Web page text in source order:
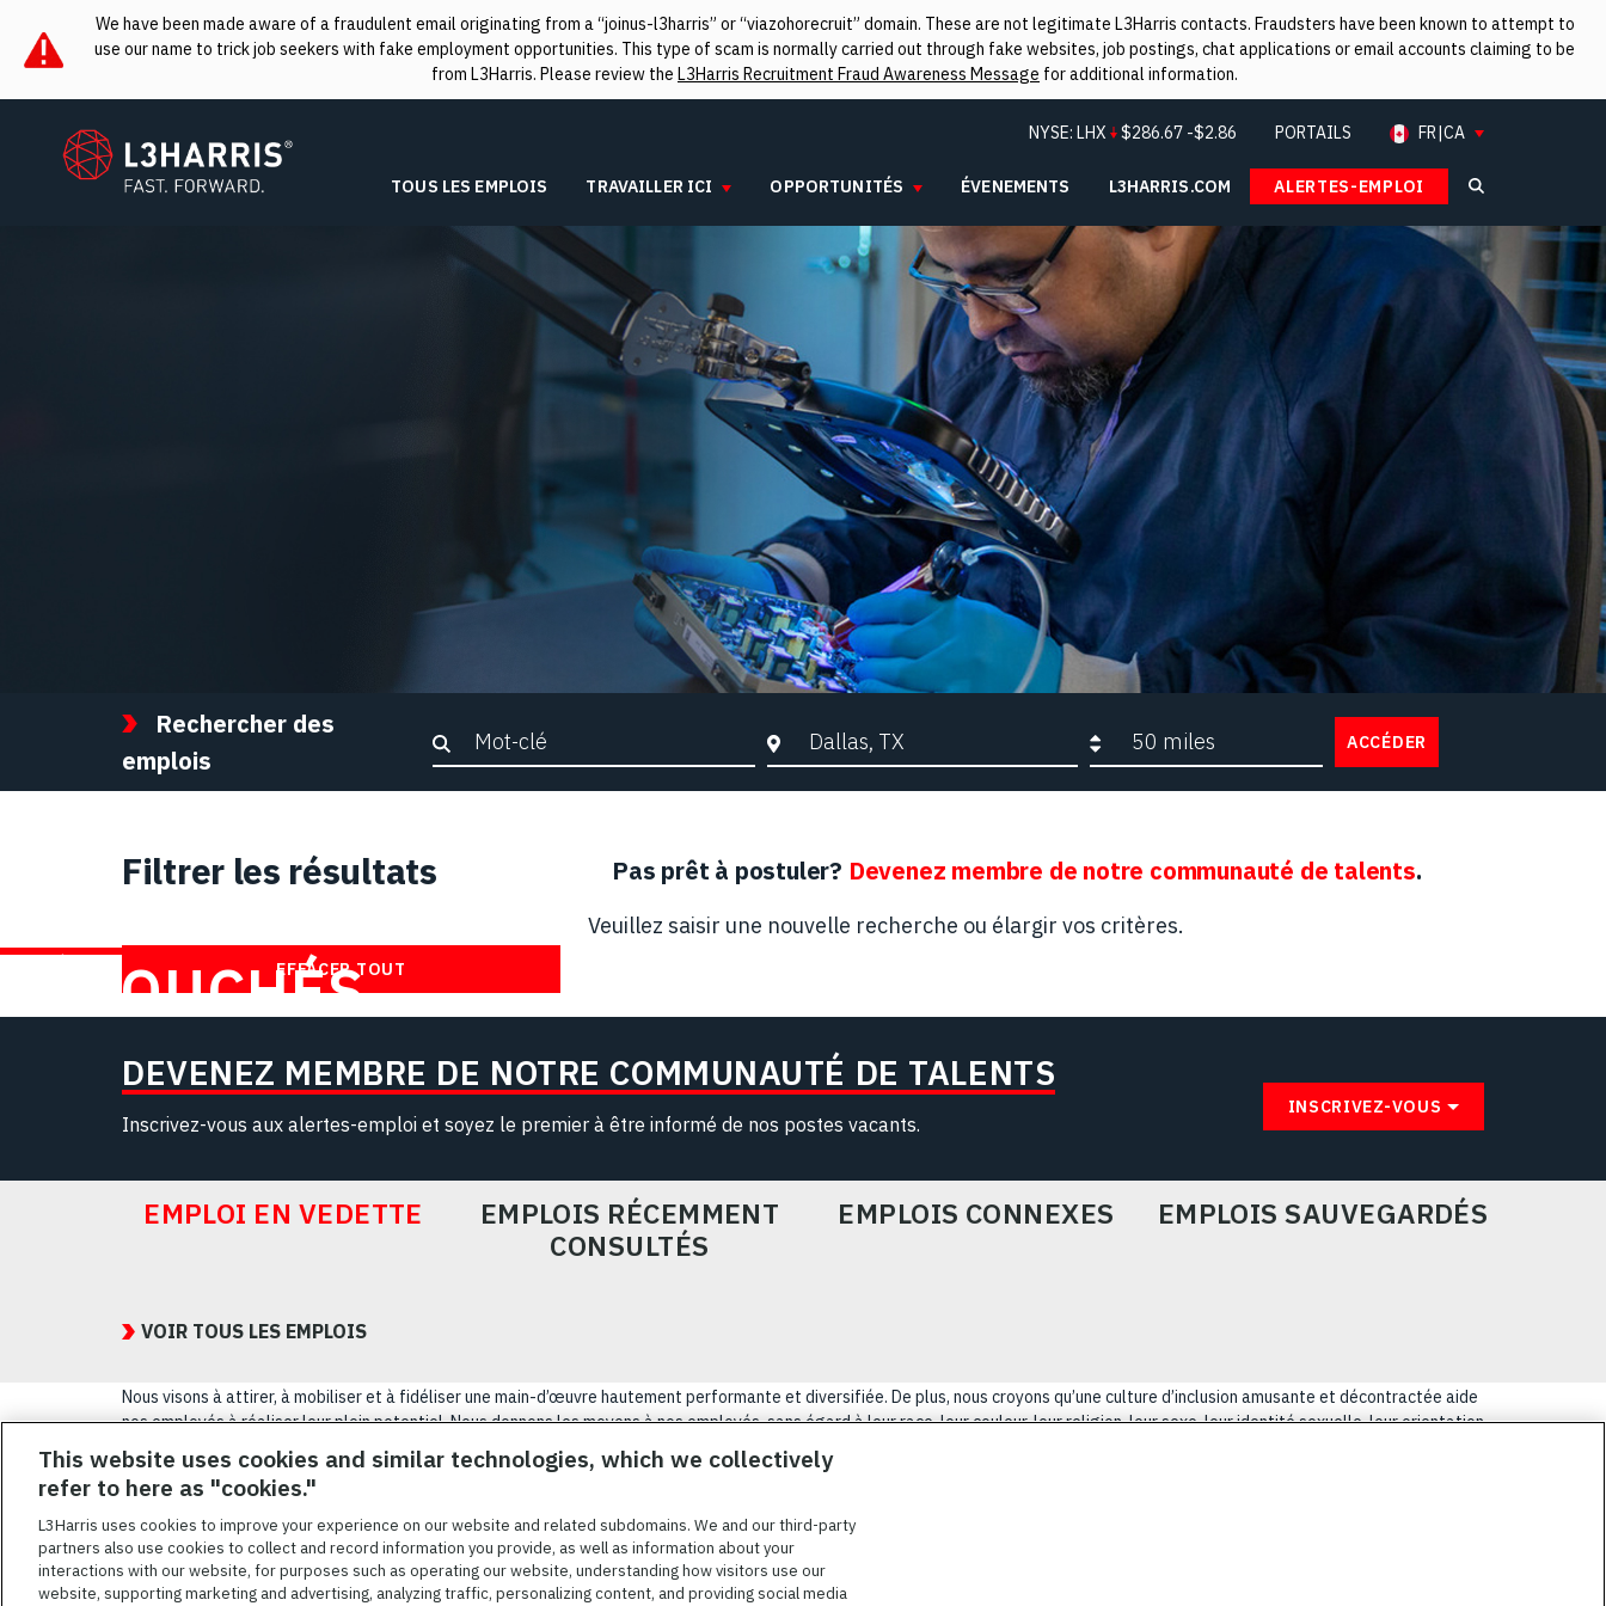
We have been made aware of a fraudulent email originating from a “joinus-l3harris” or “viazohorecruit” domain. These are not legitimate L3Harris contacts. Fraudsters have been known to attempt to
use our name to trick job seekers with fake employment opportunities. This type of scam is normally carried out through fake websites, job postings, chat applications or email accounts claiming to be
from L3Harris. Please review the L3Harris Recruitment Fraud Awareness Message for additional information.
L3Harris
Search
NYSE:LHX $286.67 -$2.86 PORTAILS FR|CA
TOUS LES EMPLOIS TRAVAILLER ICI OPPORTUNITÉS ÉVENEMENTS L3HARRIS.COM ALERTES-EMPLOI
DÉBOUCHÉS
CHEZ NOUS
Rechercher des
emplois
Recherche par mots-clés Ville, Région ou Code postal Rayon de recherche ACCÉDER
Pas prêt à postuler? Devenez membre de notre communauté de talents.
Veuillez saisir une nouvelle recherche ou élargir vos critères.
Filtrer les résultats
EFFACER TOUT
DEVENEZ MEMBRE DE NOTRE COMMUNAUTÉ DE TALENTS
Inscrivez-vous aux alertes-emploi et soyez le premier à être informé de nos postes vacants.
INSCRIVEZ-VOUS
EMPLOI EN VEDETTE
EMPLOIS RÉCEMMENT
CONSULTÉS
EMPLOIS CONNEXES EMPLOIS SAUVEGARDÉS
JobsVOIR TOUS LES EMPLOIS
Nous visons à attirer, à mobiliser et à fidéliser une main-d’œuvre hautement performante et diversifiée. De plus, nous croyons qu’une culture d’inclusion amusante et décontractée aide
nos employés à réaliser leur plein potentiel. Nous donnons les moyens à nos employés, sans égard à leur race, leur couleur, leur religion, leur sexe, leur identité sexuelle, leur orientation
sexuelle, leur origine nationale, leur handicap ou leur statut d’ancien combattant, d’innover afin de résoudre les problèmes les plus coriaces de nos clients.
L3HARRIS.COM
This website uses cookies and similar technologies, which we collectively
refer to here as "cookies."
L3Harris uses cookies to improve your experience on our website and related subdomains. We and our third-party
partners also use cookies to collect and record information you provide, as well as information about your
interactions with our website, for purposes such as operating our website, understanding how visitors use our
website, supporting marketing and advertising, analyzing traffic, personalizing content, and providing social media